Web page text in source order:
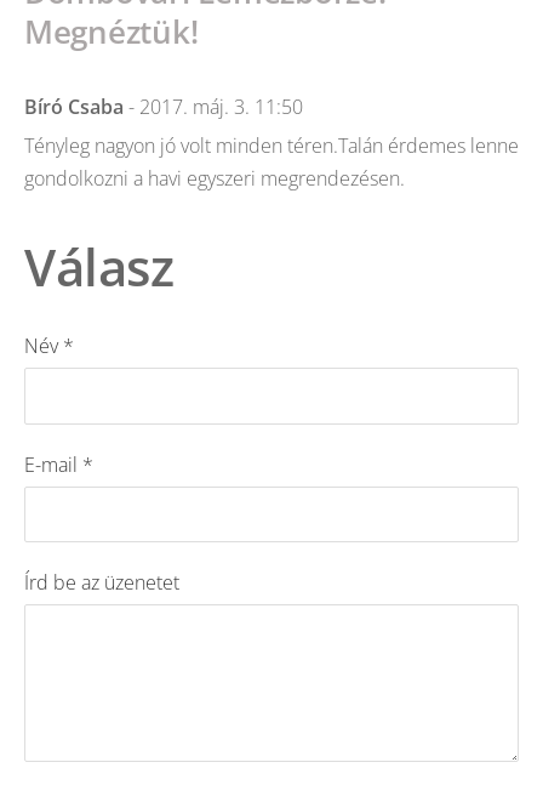
Megnéztük!
Bíró Csaba - 2017. máj. 3. 11:50
Tényleg nagyon jó volt minden téren.Talán érdemes lenne
gondolkozni a havi egyszeri megrendezésen.
Válasz
Név *
E-mail *
Írd be az üzenetet